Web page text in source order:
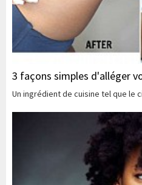
3 façons simples d'alléger
Un ingrédient de cuisine tel que le